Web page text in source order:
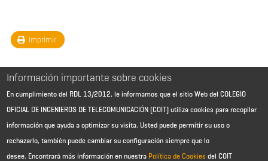
Imprimir
Aviso Legal - Información general
Información importante sobre cookies
En cumplimiento del RDL 13/2012, le informamos que el sitio Web del COLEGIO
OFICIAL DE INGENIEROS DE TELECOMUNICACIÓN (COIT) utiliza cookies para recopilar
información que ayuda a optimizar su visita. Usted puede permitir su uso o
rechazarlo, también puede cambiar su configuración siempre que lo
desee. Encontrará más información en nuestra Política de Cookies del COIT